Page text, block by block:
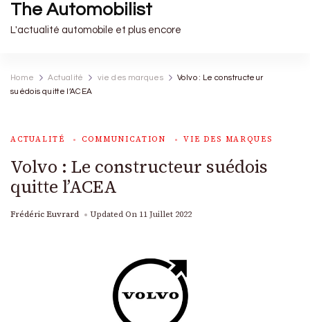
The Automobilist
L'actualité automobile et plus encore
Home Actualité vie des marques
Volvo : Le constructeur
suédois quitte l’ACEA
ACTUALITÉ COMMUNICATION VIE DES MARQUES
Volvo : Le constructeur suédois
quitte l’ACEA
Frédéric Euvrard Updated On 11 Juillet 2022